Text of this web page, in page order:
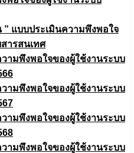
” แบบประเมินความพึงพอใจ
ารสนเทศ
ามพึงพอใจของผู้ใช้งานระบบ
ามพึงพอใจของผู้ใช้งานระบบ
ามพึงพอใจของผู้ใช้งานระบบ
ามพึงพอใจของผู้ใช้งานระบบ